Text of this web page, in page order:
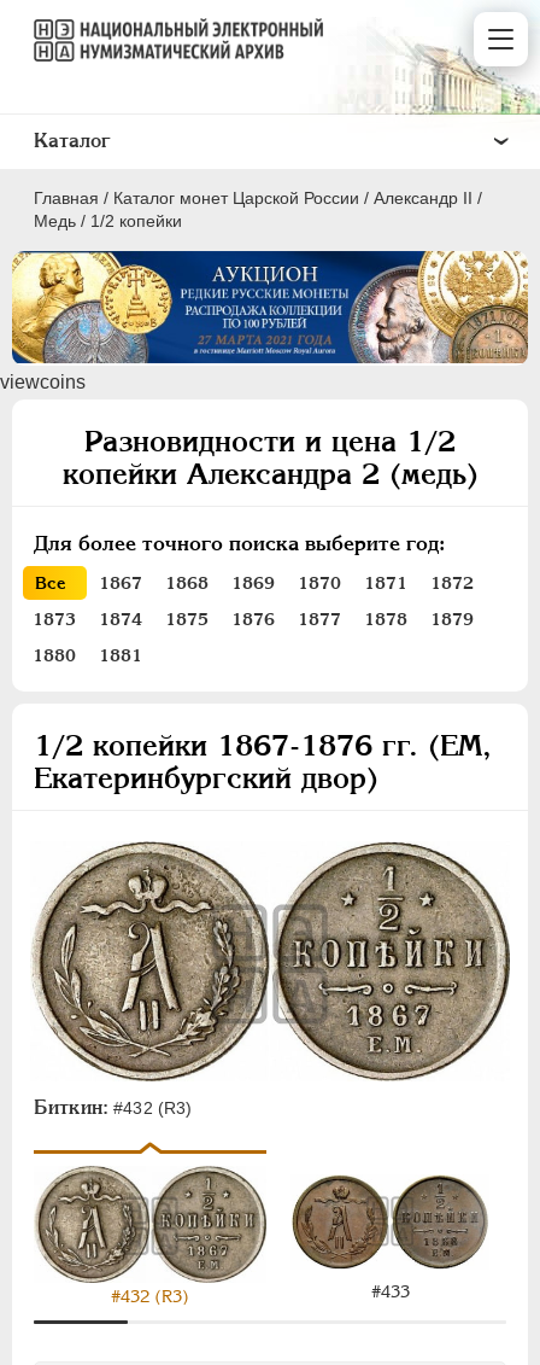
Главная / Каталог монет Царской России / Александр II /
Медь / 1/2 копейки
viewcoins
Разновидности и цена 1/2
копейки Александра 2 (медь)
Для более точного поиска выберите год:
Все 1867 1868 1869 1870 1871
1872
1873
1874 1875 1876 1877 1878
1879
1880
1881
1/2 копейки 1867-1876 гг. (ЕМ,
Екатеринбургский двор)
Биткин: #432 (R3)
#432 (R3) #433
Каталог
ПEТР I 1699 - 1725
ЕКАТЕРИНА I
АННА ИОАННОВНА 1730-1740
ИОАНН АНТОНОВИЧ 1740-1741
ПЕТР III 1762-1762
ЕКАТЕРИНА II
1762-1796
ПАВЕЛ I 1796-1801
АЛЕКСАНДР I
Золото
5 копеек
3 копейки
2 копейки
1 копейка
1/2 копейки
Денежка
1/4 копейки
Полушка
Памятные и донативные
Пробные
Для Финляндии
АЛЕКСАНДР III 1881-1894
НИКОЛАЙ II